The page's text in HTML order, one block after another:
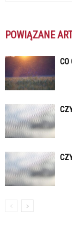
POWIĄZANE
CO